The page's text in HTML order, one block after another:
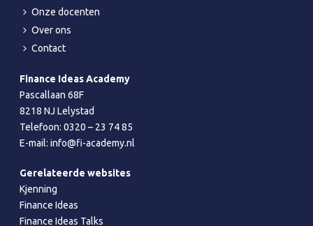
Onze docenten
Over ons
Contact
Finance Ideas Academy
Pascallaan 68F
8218 NJ Lelystad
Telefoon:0320 – 23 74 85
E-mail:info@fi-academy.nl
Gerelateerde websites
Kjenning
Finance Ideas
Finance Ideas Talks